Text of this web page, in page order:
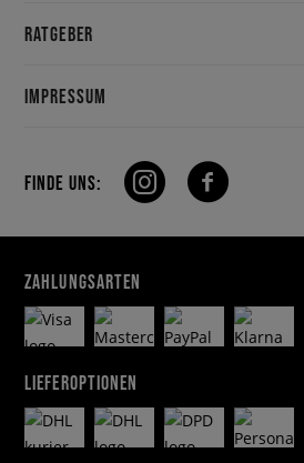
RATGEBER
IMPRESSUM
FINDE UNS:
ZAHLUNGSARTEN
LIEFEROPTIONEN